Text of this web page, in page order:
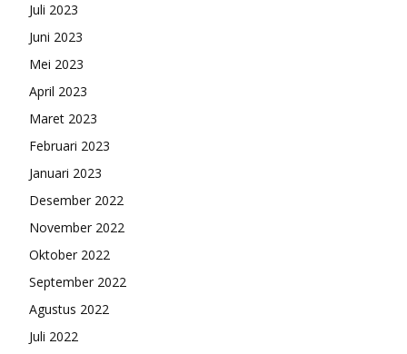
Juli 2023
Juni 2023
Mei 2023
April 2023
Maret 2023
Februari 2023
Januari 2023
Desember 2022
November 2022
Oktober 2022
September 2022
Agustus 2022
Juli 2022